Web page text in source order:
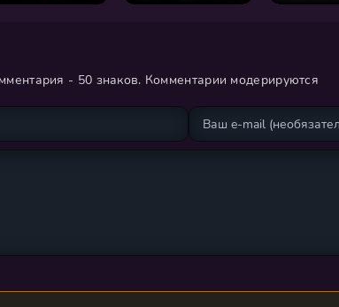
- 50 знаков. Комментарии модерируются